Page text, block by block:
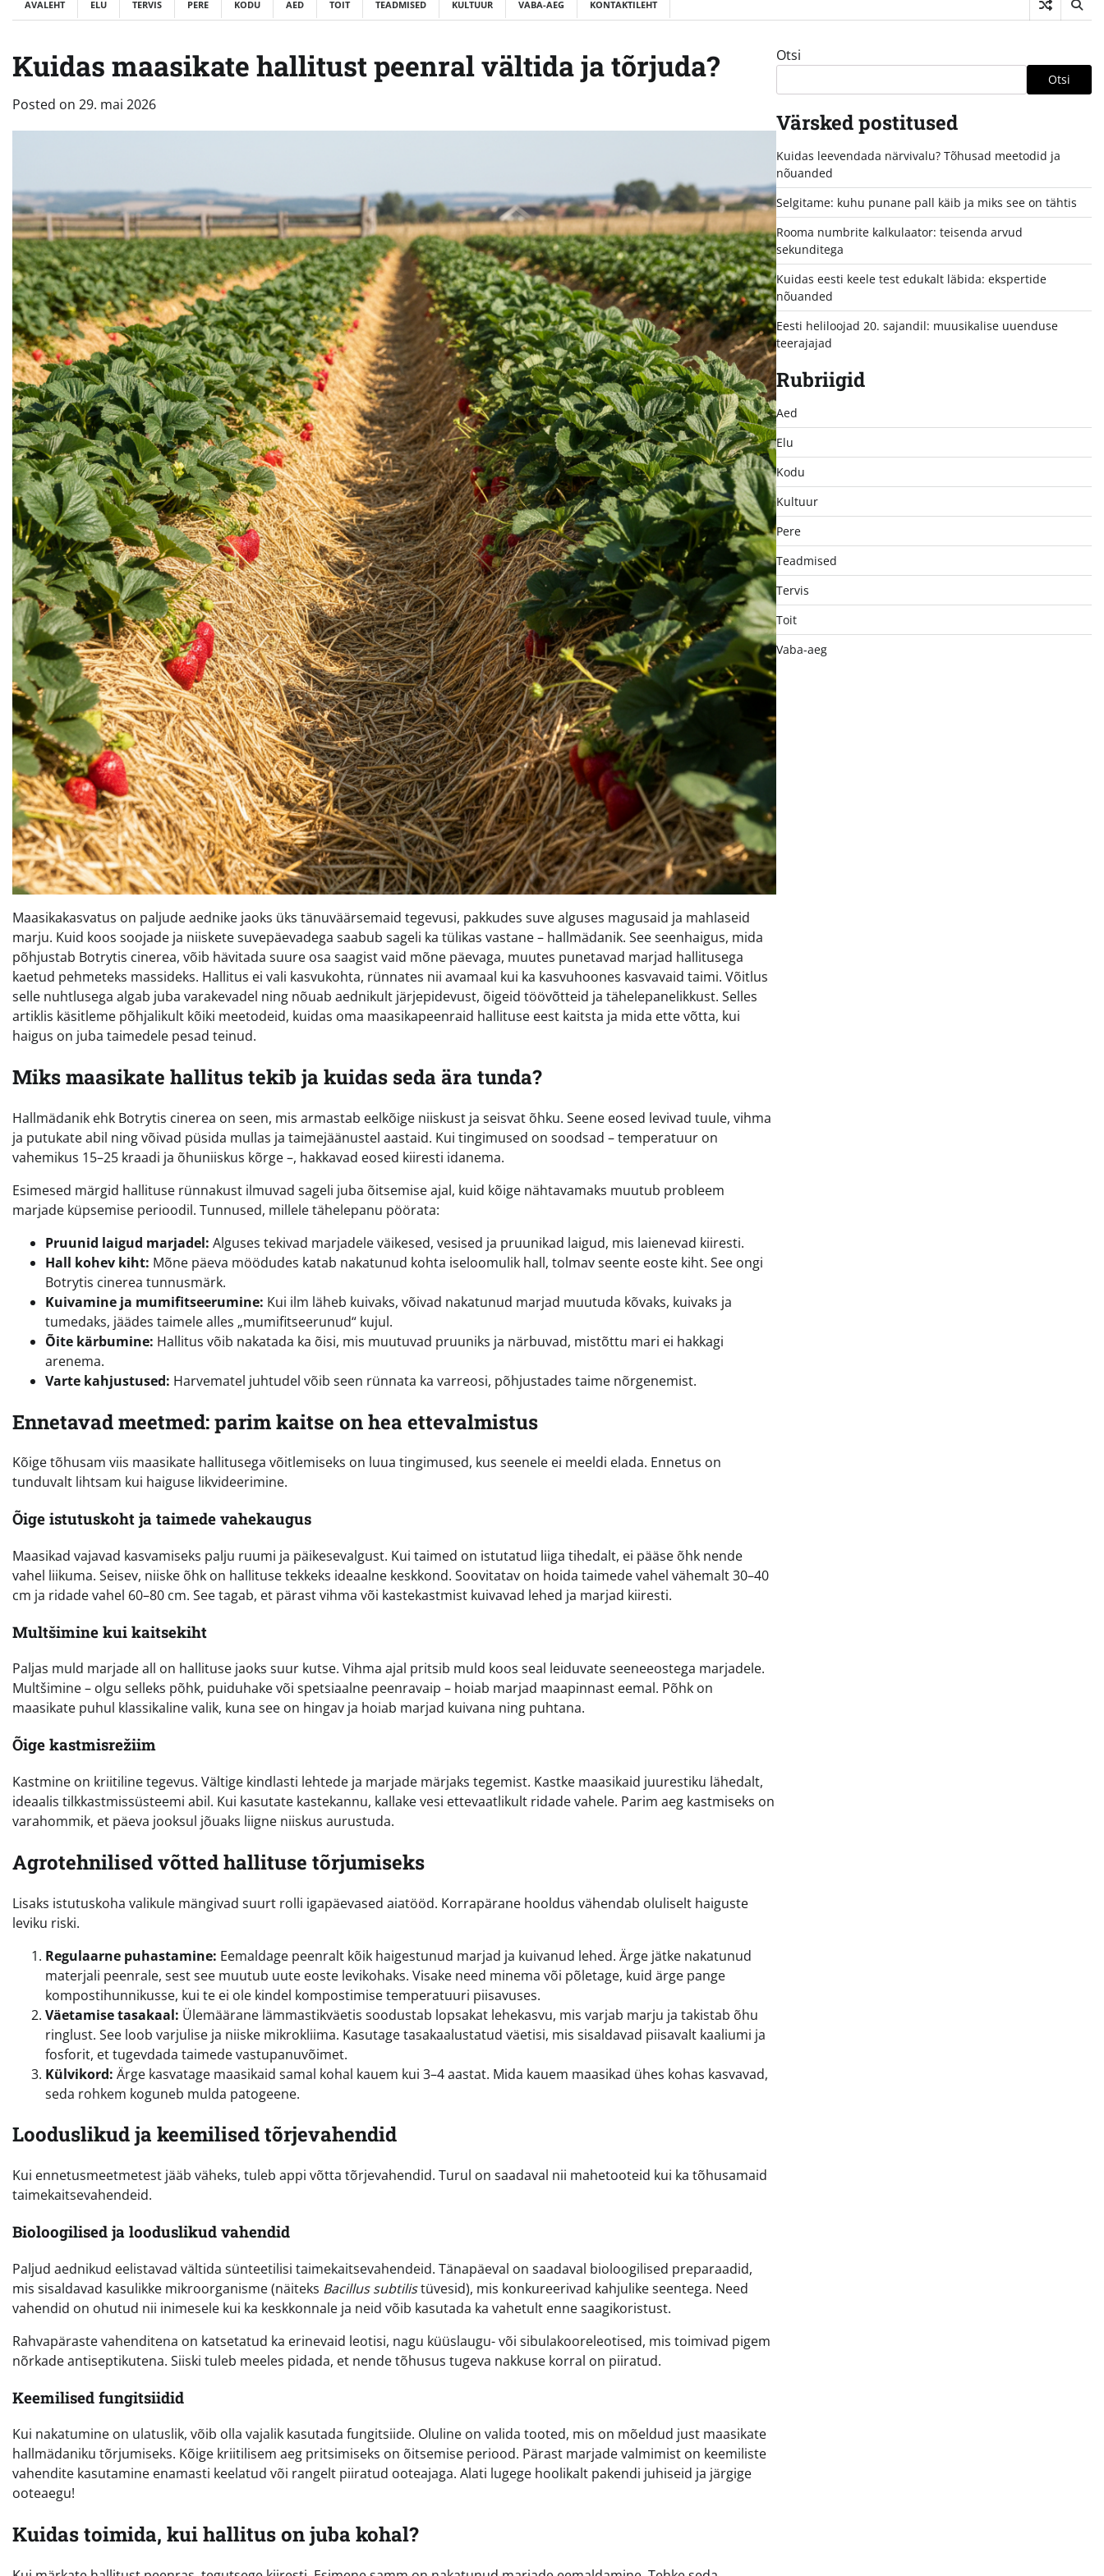
AVALEHT ELU TERVIS PERE KODU AED TOIT TEADMISED KULTUUR VABA-AEG KONTAKTILEHT
Kuidas maasikate hallitust peenral vältida ja tõrjuda?
Posted on 29. mai 2026
Maasikakasvatus on paljude aednike jaoks üks tänuväärsemaid tegevusi, pakkudes suve alguses magusaid ja mahlaseid
marju. Kuid koos soojade ja niiskete suvepäevadega saabub sageli ka tülikas vastane – hallmädanik. See seenhaigus, mida
põhjustab Botrytis cinerea, võib hävitada suure osa saagist vaid mõne päevaga, muutes punetavad marjad hallitusega
kaetud pehmeteks massideks. Hallitus ei vali kasvukohta, rünnates nii avamaal kui ka kasvuhoones kasvavaid taimi. Võitlus
selle nuhtlusega algab juba varakevadel ning nõuab aednikult järjepidevust, õigeid töövõtteid ja tähelepanelikkust. Selles
artiklis käsitleme põhjalikult kõiki meetodeid, kuidas oma maasikapeenraid hallituse eest kaitsta ja mida ette võtta, kui
haigus on juba taimedele pesad teinud.
Miks maasikate hallitus tekib ja kuidas seda ära tunda?
Hallmädanik ehk Botrytis cinerea on seen, mis armastab eelkõige niiskust ja seisvat õhku. Seene eosed levivad tuule, vihma
ja putukate abil ning võivad püsida mullas ja taimejäänustel aastaid. Kui tingimused on soodsad – temperatuur on
vahemikus 15–25 kraadi ja õhuniiskus kõrge –, hakkavad eosed kiiresti idanema.
Esimesed märgid hallituse rünnakust ilmuvad sageli juba õitsemise ajal, kuid kõige nähtavamaks muutub probleem
marjade küpsemise perioodil. Tunnused, millele tähelepanu pöörata:
Pruunid laigud marjadel: Alguses tekivad marjadele väikesed, vesised ja pruunikad laigud, mis laienevad kiiresti.
Hall kohev kiht: Mõne päeva möödudes katab nakatunud kohta iseloomulik hall, tolmav seente eoste kiht. See ongi
Botrytis cinerea tunnusmärk.
Kuivamine ja mumifitseerumine: Kui ilm läheb kuivaks, võivad nakatunud marjad muutuda kõvaks, kuivaks ja
tumedaks, jäädes taimele alles „mumifitseerunud“ kujul.
Õite kärbumine: Hallitus võib nakatada ka õisi, mis muutuvad pruuniks ja närbuvad, mistõttu mari ei hakkagi
arenema.
Varte kahjustused: Harvematel juhtudel võib seen rünnata ka varreosi, põhjustades taime nõrgenemist.
Ennetavad meetmed: parim kaitse on hea ettevalmistus
Kõige tõhusam viis maasikate hallitusega võitlemiseks on luua tingimused, kus seenele ei meeldi elada. Ennetus on
tunduvalt lihtsam kui haiguse likvideerimine.
Õige istutuskoht ja taimede vahekaugus
Maasikad vajavad kasvamiseks palju ruumi ja päikesevalgust. Kui taimed on istutatud liiga tihedalt, ei pääse õhk nende
vahel liikuma. Seisev, niiske õhk on hallituse tekkeks ideaalne keskkond. Soovitatav on hoida taimede vahel vähemalt 30–40
cm ja ridade vahel 60–80 cm. See tagab, et pärast vihma või kastekastmist kuivavad lehed ja marjad kiiresti.
Multšimine kui kaitsekiht
Paljas muld marjade all on hallituse jaoks suur kutse. Vihma ajal pritsib muld koos seal leiduvate seeneeostega marjadele.
Multšimine – olgu selleks põhk, puiduhake või spetsiaalne peenravaip – hoiab marjad maapinnast eemal. Põhk on
maasikate puhul klassikaline valik, kuna see on hingav ja hoiab marjad kuivana ning puhtana.
Õige kastmisrežiim
Kastmine on kriitiline tegevus. Vältige kindlasti lehtede ja marjade märjaks tegemist. Kastke maasikaid juurestiku lähedalt,
ideaalis tilkkastmissüsteemi abil. Kui kasutate kastekannu, kallake vesi ettevaatlikult ridade vahele. Parim aeg kastmiseks on
varahommik, et päeva jooksul jõuaks liigne niiskus aurustuda.
Agrotehnilised võtted hallituse tõrjumiseks
Lisaks istutuskoha valikule mängivad suurt rolli igapäevased aiatööd. Korrapärane hooldus vähendab oluliselt haiguste
leviku riski.
Regulaarne puhastamine: Eemaldage peenralt kõik haigestunud marjad ja kuivanud lehed. Ärge jätke nakatunud
materjali peenrale, sest see muutub uute eoste levikohaks. Visake need minema või põletage, kuid ärge pange
kompostihunnikusse, kui te ei ole kindel kompostimise temperatuuri piisavuses.
Väetamise tasakaal: Ülemäärane lämmastikväetis soodustab lopsakat lehekasvu, mis varjab marju ja takistab õhu
ringlust. See loob varjulise ja niiske mikrokliima. Kasutage tasakaalustatud väetisi, mis sisaldavad piisavalt kaaliumi ja
fosforit, et tugevdada taimede vastupanuvõimet.
Külvikord: Ärge kasvatage maasikaid samal kohal kauem kui 3–4 aastat. Mida kauem maasikad ühes kohas kasvavad,
seda rohkem koguneb mulda patogeene.
Looduslikud ja keemilised tõrjevahendid
Kui ennetusmeetmetest jääb väheks, tuleb appi võtta tõrjevahendid. Turul on saadaval nii mahetooteid kui ka tõhusamaid
taimekaitsevahendeid.
Bioloogilised ja looduslikud vahendid
Paljud aednikud eelistavad vältida sünteetilisi taimekaitsevahendeid. Tänapäeval on saadaval bioloogilised preparaadid,
mis sisaldavad kasulikke mikroorganisme (näiteks Bacillus subtilistüvesid), mis konkureerivad kahjulike seentega. Need
vahendid on ohutud nii inimesele kui ka keskkonnale ja neid võib kasutada ka vahetult enne saagikoristust.
Rahvapäraste vahenditena on katsetatud ka erinevaid leotisi, nagu küüslaugu- või sibulakooreleotised, mis toimivad pigem
nõrkade antiseptikutena. Siiski tuleb meeles pidada, et nende tõhusus tugeva nakkuse korral on piiratud.
Keemilised fungitsiidid
Kui nakatumine on ulatuslik, võib olla vajalik kasutada fungitsiide. Oluline on valida tooted, mis on mõeldud just maasikate
hallmädaniku tõrjumiseks. Kõige kriitilisem aeg pritsimiseks on õitsemise periood. Pärast marjade valmimist on keemiliste
vahendite kasutamine enamasti keelatud või rangelt piiratud ooteajaga. Alati lugege hoolikalt pakendi juhiseid ja järgige
ooteaegu!
Kuidas toimida, kui hallitus on juba kohal?
Otsi
Otsi
Värsked postitused
Kuidas leevendada närvivalu? Tõhusad meetodid ja
nõuanded
Selgitame: kuhu punane pall käib ja miks see on tähtis
Rooma numbrite kalkulaator: teisenda arvud
sekunditega
Kuidas eesti keele test edukalt läbida: ekspertide
nõuanded
Eesti heliloojad 20. sajandil: muusikalise uuenduse
teerajajad
Rubriigid
Aed
Elu
Kodu
Kultuur
Pere
Teadmised
Tervis
Toit
Vaba-aeg